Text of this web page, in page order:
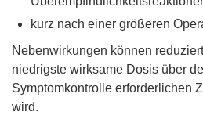
kurz nach einer größeren
Nebenwirkungen können
niedrigste wirksame Dosis über
Symptomkontrolle erforderlichen
wird.